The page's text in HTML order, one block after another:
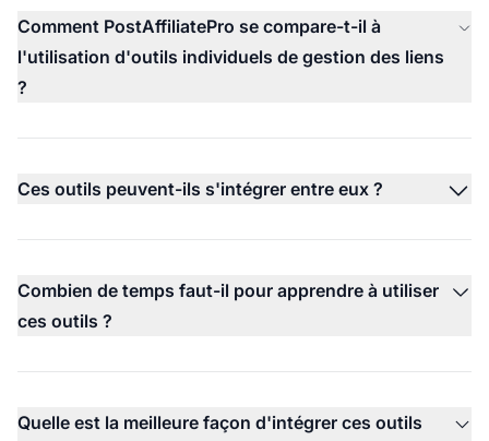
Comment PostAffiliatePro se compare-t-il à
l'utilisation d'outils individuels de gestion des liens
?
Ces outils peuvent-ils s'intégrer entre eux ?
Combien de temps faut-il pour apprendre à utiliser
ces outils ?
Quelle est la meilleure façon d'intégrer ces outils